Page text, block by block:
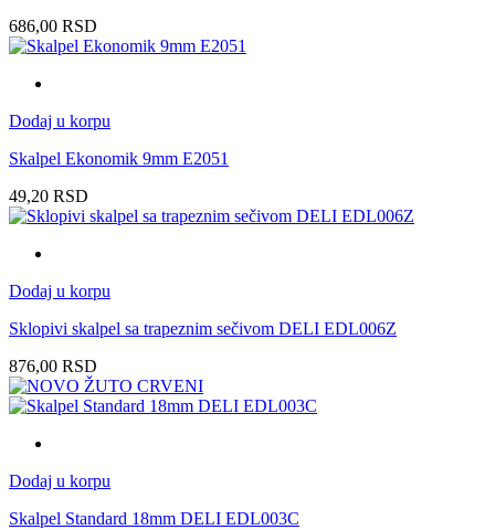
686,00 RSD
Dodaj u korpu
Skalpel Ekonomik 9mm E2051
49,20 RSD
Dodaj u korpu
Sklopivi skalpel sa trapeznim sečivom DELI EDL006Z
876,00 RSD
Dodaj u korpu
Skalpel Standard 18mm DELI EDL003C